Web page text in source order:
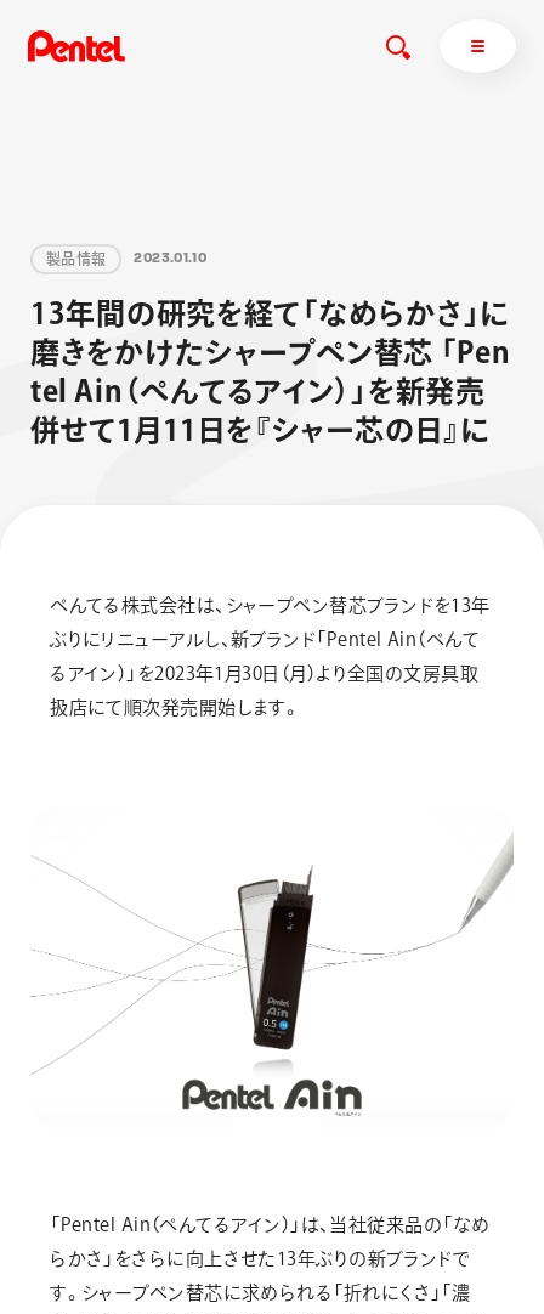
エナージェル サインペン オレンズ
ボールペン
ペン
マーカー
シャープペン
その他
ぺんてるについて
ぺんてるについてトップ
メッセージ
製品情報 2023.01.1 0
1 3年 間 の研究を経て 「 なめらかさ 」 に
磨きをかけたシャープペン替芯 「 Pen
te Ain （ぺんてるアイン） 」 を新発売
併せて1 月 1 1 日 を 『シャー芯の 日 』 に
ぺんてる株式会社は、シャープペン替芯ブランドを13年
ぶりにリニューアルし、新ブランド「Pentel Ain（ぺんて
るアイン）」を2023年1月30日（月）より全国の文房具取
扱店にて順次発売開始します。
「Pentel Ain（ぺんてるアイン）」は、当社従来品の「なめ
らかさ」をさらに向上させた13年ぶりの新ブランドで
す。シャープペン替芯に求められる「折れにくさ」「濃